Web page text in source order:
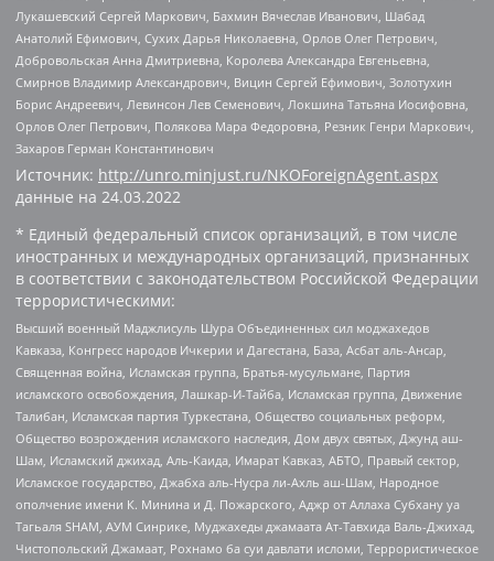
Лукашевский Сергей Маркович, Бахмин Вячеслав Иванович, Шабад
Анатолий Ефимович, Сухих Дарья Николаевна, Орлов Олег Петрович,
Добровольская Анна Дмитриевна, Королева Александра Евгеньевна,
Смирнов Владимир Александрович, Вицин Сергей Ефимович, Золотухин
Борис Андреевич, Левинсон Лев Семенович, Локшина Татьяна Иосифовна,
Орлов Олег Петрович, Полякова Мара Федоровна, Резник Генри Маркович,
Захаров Герман Константинович
Источник: http://unro.minjust.ru/NKOForeignAgent.aspx
данные на 24.03.2022
* Единый федеральный список организаций, в том числе
иностранных и международных организаций, признанных
в соответствии с законодательством Российской Федерации
террористическими:
Высший военный Маджлисуль Шура Объединенных сил моджахедов
Кавказа, Конгресс народов Ичкерии и Дагестана, База, Асбат аль-Ансар,
Священная война, Исламская группа, Братья-мусульмане, Партия
исламского освобождения, Лашкар-И-Тайба, Исламская группа, Движение
Талибан, Исламская партия Туркестана, Общество социальных реформ,
Общество возрождения исламского наследия, Дом двух святых, Джунд аш-
Шам, Исламский джихад, Аль-Каида, Имарат Кавказ, АБТО, Правый сектор,
Исламское государство, Джабха аль-Нусра ли-Ахль аш-Шам, Народное
ополчение имени К. Минина и Д. Пожарского, Аджр от Аллаха Субхану уа
Тагьаля SHAM, АУМ Синрике, Муджахеды джамаата Ат-Тавхида Валь-Джихад,
Чистопольский Джамаат, Рохнамо ба суи давлати исломи, Террористическое